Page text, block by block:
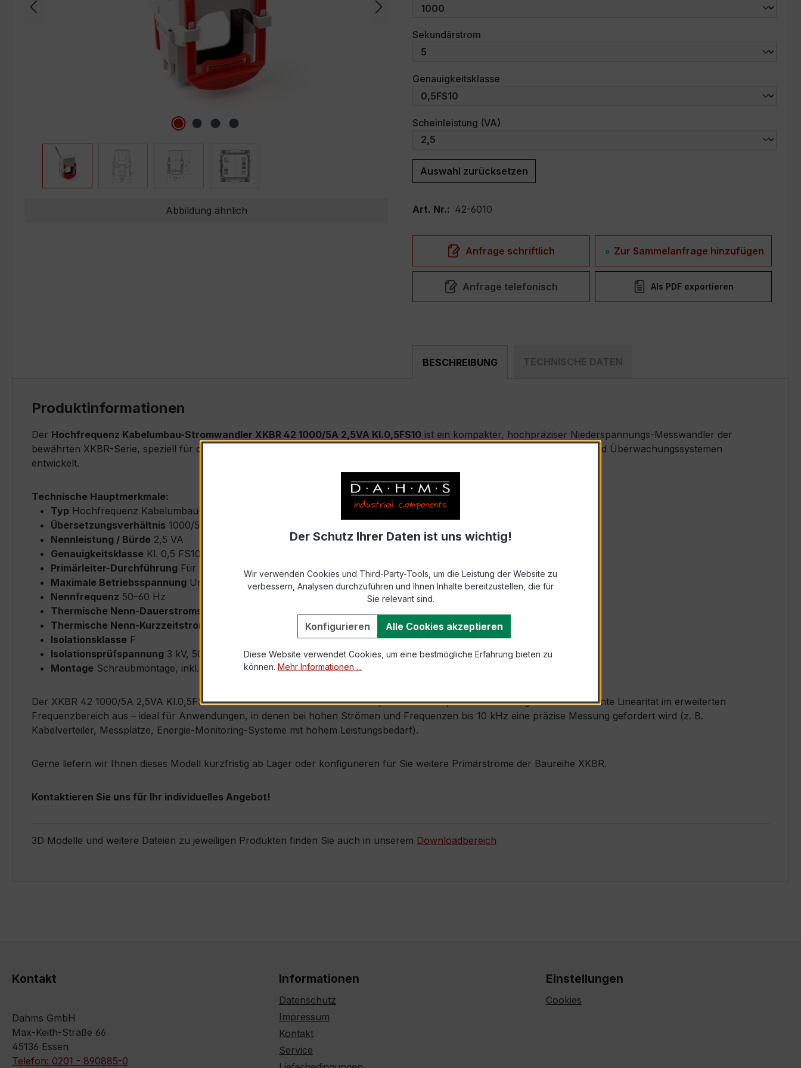
Abbildung ähnlich
Sekundärstrom
Genauigkeitsklasse
Scheinleistung (VA)
Auswahl zurücksetzen
Art. Nr.: 42-6010
Anfrage schriftlich Zur Sammelanfrage hinzufügen
Anfrage telefonisch Als PDF exportieren
BESCHREIBUNG TECHNISCHE DATEN
Produktinformationen
Der Hochfrequenz Kabelumbau-Stromwandler XKBR 42 1000/5A 2,5VA Kl.0,5FS10 ist ein kompakter, hochpräziser Niederspannungs-Messwandler der
bewährten XKBR-Serie, speziell für den Einsatz in Energieverteilung, Schaltanlagen, Zählerfeldern und industriellen Mess- und Überwachungssystemen
entwickelt.
Technische Hauptmerkmale:
Typ Hochfrequenz Kabelumbau-Stromwandler – XKBR 42
Übersetzungsverhältnis 1000/5 A (Primärnennstrom 1000 A, Sekundärnennstrom 5 A)
Nennleistung / Bürde 2,5 VA
Genauigkeitsklasse Kl. 0,5 FS10 (nach IEC/EN 61869-2 bzw. DIN EN 61869-2)
Primärleiter-Durchführung Für Rundleiter bis max. Ø 42 mm (Kabeldurchführung)
Maximale Betriebsspannung Um ≤ 0,72 kV
Nennfrequenz 50–60 Hz
Thermische Nenn-Dauerstromstärke
Thermische Nenn-Kurzzeitstromstärke
Ith = 100 × Ipr, 1 s
Isolationsklasse F
Isolationsprüfspannung 3 kV, 50 Hz, 1 min
Montage Schraubmontage, inkl. Isolierschutzkappe
Der XKBR 42 1000/5A 2,5VA Kl.0,5FS10 zeichnet sich durch seine sehr kompakte Bauform, hohe Zuverlässigkeit und exzellente Linearität im erweiterten
Frequenzbereich aus – ideal für Anwendungen, in denen bei hohen Strömen und Frequenzen bis 10 kHz eine präzise Messung gefordert wird (z. B.
Kabelverteiler, Messplätze, Energie-Monitoring-Systeme mit hohem Leistungsbedarf).
Gerne liefern wir Ihnen dieses Modell kurzfristig ab Lager oder konfigurieren für Sie weitere Primärströme der Baureihe XKBR.
Kontaktieren Sie uns für Ihr individuelles Angebot!
3D Modelle und weitere Dateien zu jeweiligen Produkten finden Sie auch in unserem Downloadbereich
Kontakt
Dahms GmbH
Max-Keith-Straße 66
45136 Essen
Telefon: 0201 - 890885-0
Informationen
Datenschutz
Impressum
Kontakt
Service
Einstellungen
Cookies
Der Schutz Ihrer Daten ist uns wichtig!
Wir verwenden Cookies und Third-Party-Tools, um die Leistung der Website zu
verbessern, Analysen durchzuführen und Ihnen Inhalte bereitzustellen, die für
Sie relevant sind.
Konfigurieren Alle Cookies akzeptieren
Diese Website verwendet Cookies, um eine bestmögliche Erfahrung bieten zu
können. Mehr Informationen ...